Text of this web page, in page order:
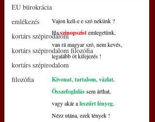
EU bürokrácia
emlékezés
kortárs szépirodalom
kortárs szépirodalom filozófia
kortárs szépirodalom
filozófia
Vajon kell-e e szó nekünk ?
Ha szinopszist emlegetünk,
van rá magyar szó, nem kevés,
legalább öt kifejezés !
Kivonat, tartalom, vázlat.
Összefoglalás sem árthat,
vagy akár a leszűrt lényeg.
Nézz utána, ezek tények !